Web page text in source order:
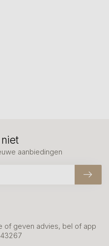
of geven advies, bel of app
aanbiedingen